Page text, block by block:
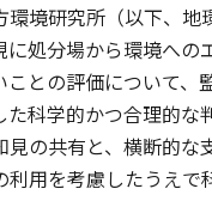
境研究所（以下、
処分場から環境へ
との評価について
科学的かつ合理的
の共有と、横断的
用を考慮したうえで